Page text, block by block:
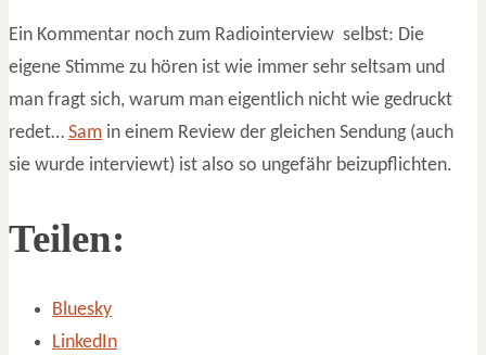
Ein Kommentar noch zum Radiointerview selbst: Die
eigene Stimme zu hören ist wie immer sehr seltsam und
man fragt sich, warum man eigentlich nicht wie gedruckt
redet… Sam in einem Review der gleichen Sendung (auch
sie wurde interviewt) ist also so ungefähr beizupflichten.
Teilen:
Bluesky
LinkedIn